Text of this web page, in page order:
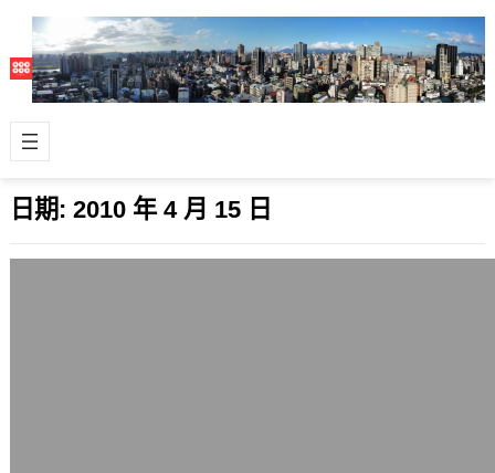
日期: 2010 年 4 月 15 日